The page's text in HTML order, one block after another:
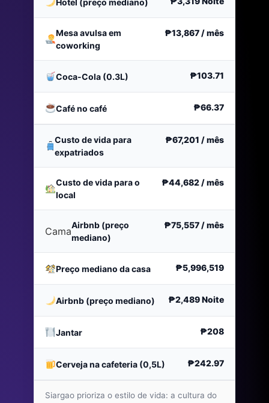
Mesa avulsa em
coworking
₱13,867 / mês
Coca-Cola (0.3L) ₱103.71
Café no café ₱66.37
Custo de vida para
expatriados
₱67,201 / mês
Custo de vida para o
local
₱44,682 / mês
Cama
Airbnb (preço
mediano)
₱75,557 / mês
Preço mediano da casa ₱5,996,519
Airbnb (preço mediano) ₱2,489Noite
Jantar ₱208
Cerveja na cafeteria (0,5L) ₱242.97
Siargao prioriza o estilo de vida: a cultura do